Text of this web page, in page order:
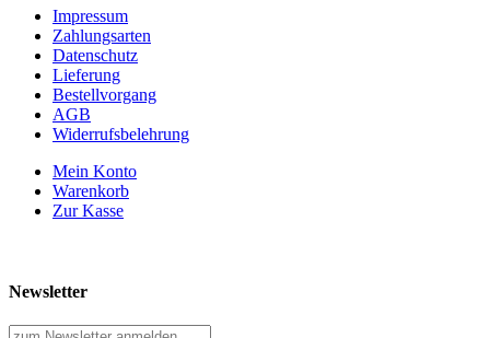
Impressum
Zahlungsarten
Datenschutz
Lieferung
Bestellvorgang
AGB
Widerrufsbelehrung
Mein Konto
Warenkorb
Zur Kasse
Newsletter